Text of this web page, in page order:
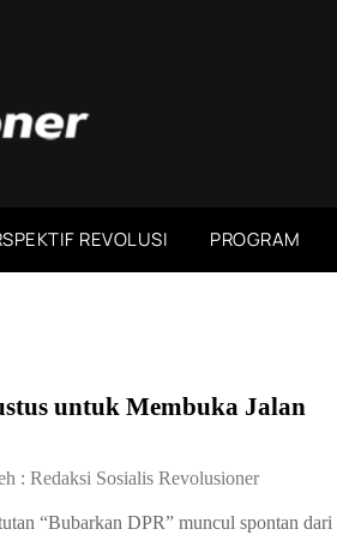
REVOLUSI PROGRAM
untuk Membuka Jalan
: Redaksi Sosialis Revolusioner
“Bubarkan DPR” muncul spontan dari